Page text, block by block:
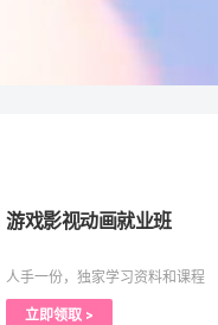
游戏影视动画就业班
人手一份，独家学习资料和课程
立即领取 >